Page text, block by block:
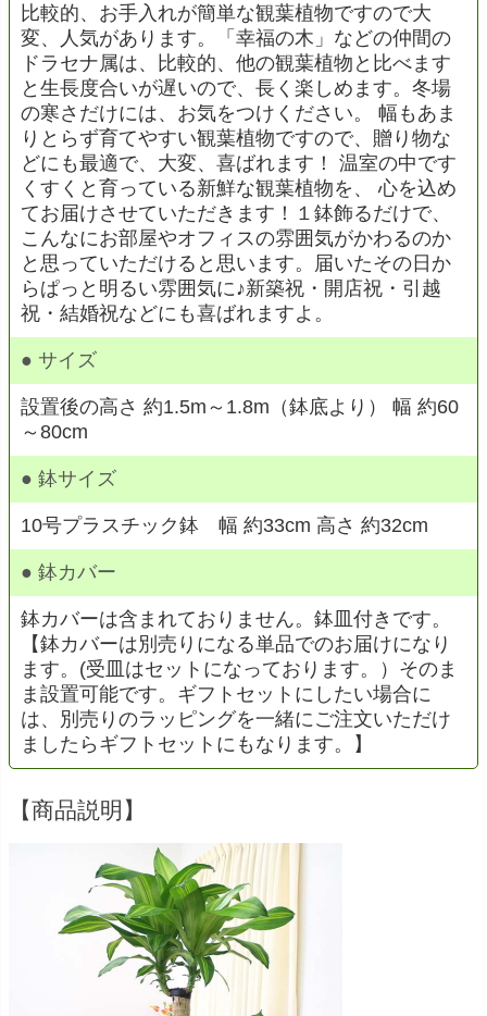
比較的、お手入れが簡単な観葉植物ですので大
変、人気があります。「幸福の木」などの仲間の
ドラセナ属は、比較的、他の観葉植物と比べます
と生長度合いが遅いので、長く楽しめます。冬場
の寒さだけには、お気をつけください。 幅もあま
りとらず育てやすい観葉植物ですので、贈り物な
どにも最適で、大変、喜ばれます！ 温室の中です
くすくと育っている新鮮な観葉植物を、 心を込め
てお届けさせていただきます！１鉢飾るだけで、
こんなにお部屋やオフィスの雰囲気がかわるのか
と思っていただけると思います。届いたその日か
らぱっと明るい雰囲気に♪新築祝・開店祝・引越
祝・結婚祝などにも喜ばれますよ。
● サイズ
設置後の高さ 約1.5m～1.8m（鉢底より） 幅 約60
～80cm
● 鉢サイズ
10号プラスチック鉢 幅 約33cm 高さ 約32cm
● 鉢カバー
鉢カバーは含まれておりません。鉢皿付きです。
【鉢カバーは別売りになる単品でのお届けになり
ます。(受皿はセットになっております。）そのま
ま設置可能です。ギフトセットにしたい場合に
は、別売りのラッピングを一緒にご注文いただけ
ましたらギフトセットにもなります。】
【商品説明】